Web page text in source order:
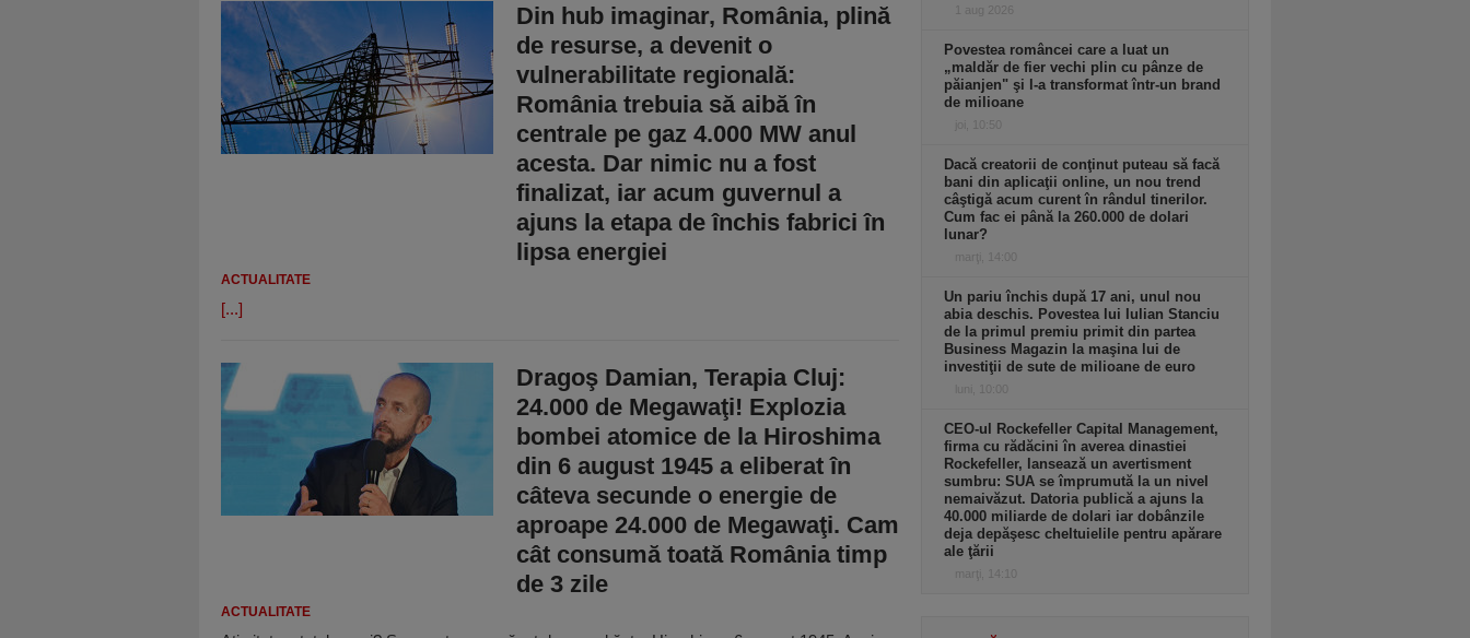
Din hub imaginar, România, plină
de resurse, a devenit o
vulnerabilitate regională:
România trebuia să aibă în
centrale pe gaz 4.000 MW anul
acesta. Dar nimic nu a fost
finalizat, iar acum guvernul a
ajuns la etapa de închis fabrici în
lipsa energiei
ACTUALITATE
[...]
Dragoş Damian, Terapia Cluj:
24.000 de Megawaţi! Explozia
bombei atomice de la Hiroshima
din 6 august 1945 a eliberat în
câteva secunde o energie de
aproape 24.000 de Megawaţi. Cam
cât consumă toată România timp
de 3 zile
ACTUALITATE
1 aug 2026
Povestea româncei care a luat un
„maldăr de fier vechi plin cu pânze de
păianjen" şi l-a transformat într-un brand
de milioane
joi, 10:50
Dacă creatorii de conţinut puteau să facă
bani din aplicaţii online, un nou trend
câştigă acum curent în rândul tinerilor.
Cum fac ei până la 260.000 de dolari
lunar?
marţi, 14:00
Un pariu închis după 17 ani, unul nou
abia deschis. Povestea lui Iulian Stanciu
de la primul premiu primit din partea
Business Magazin la maşina lui de
investiţii de sute de milioane de euro
luni, 10:00
CEO-ul Rockefeller Capital Management,
firma cu rădăcini în averea dinastiei
Rockefeller, lansează un avertisment
sumbru: SUA se împrumută la un nivel
nemaivăzut. Datoria publică a ajuns la
40.000 miliarde de dolari iar dobânzile
deja depăşesc cheltuielile pentru apărare
ale ţării
marţi, 14:10